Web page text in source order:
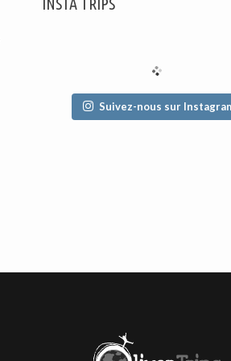
INSTA TRIPS
Suivez-nous sur